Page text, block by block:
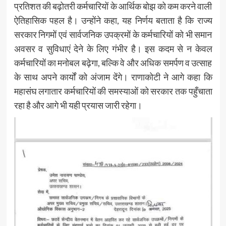
प्रतिशत की बढ़ोतरी कर्मचारियों के आर्थिक बोझ को कम करने वाली
ऐतिहासिक पहल है। उन्होंने कहा, यह निर्णय बताता है कि राज्य
सरकार निगमों एवं सार्वजनिक उपक्रमों के कर्मचारियों को भी समान
अवसर व सुविधाएं देने के लिए गंभीर है। इस कदम से न केवल
कर्मचारियों का मनोबल बढ़ेगा, बल्कि वे और अधिक समर्पण व उत्साह
के साथ अपने कार्यों को अंजाम देंगे। राणाकोटी ने आगे कहा कि
महासंघ लगातार कर्मचारियों की समस्याओं को सरकार तक पहुँचाता
रहा है और आगे भी यही प्रयास जारी रहेगा।